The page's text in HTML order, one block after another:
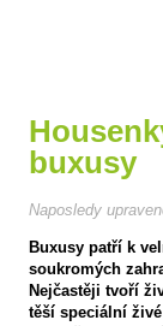
buxusy
Naposledy
Buxusy patří k
soukromých
Nejčastěji tvoří
těší speciální